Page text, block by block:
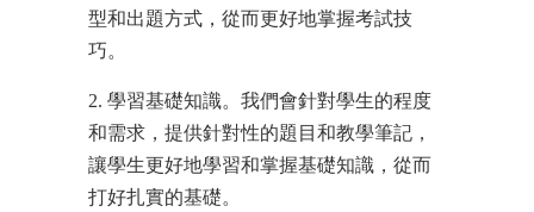
型和出題方式，從而更好地掌握考試技
巧。
2. 學習基礎知識。我們會針對學生的程度
和需求，提供針對性的題目和教學筆記，
讓學生更好地學習和掌握基礎知識，從而
打好扎實的基礎。